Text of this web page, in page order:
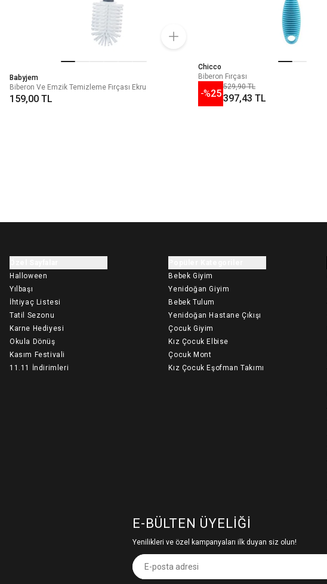
Babyjem
Biberon Ve Emzik Temizleme Fırçası Ekru
159,00 TL
Chicco
Biberon Fırçası
-%25
529,90 TL
397,43 TL
Halloween
Yılbaşı
İhtiyaç Listesi
Tatil Sezonu
Karne Hediyesi
Okula Dönüş
Kasım Festivali
11.11 İndirimleri
Bebek Giyim
Yenidoğan Giyim
Bebek Tulum
Yenidoğan Hastane Çıkışı
Çocuk Giyim
Kız Çocuk Elbise
Çocuk Mont
Kız Çocuk Eşofman Takımı
E-BÜLTEN ÜYELIĞI
Yenilikleri ve özel kampanyaları ilk duyan siz olun!